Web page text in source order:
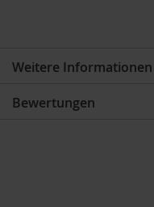
Weitere Informationen
Bewertungen